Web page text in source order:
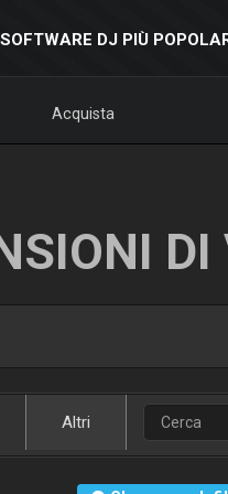
DJ PIÙ
Acquista
Altri